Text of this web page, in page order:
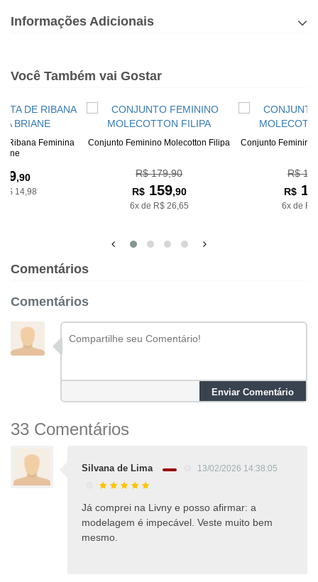
Informações Adicionais
Você Também vai Gostar
Ribana Feminina
,90
14,98
Conjunto Feminino Molecotton Filipa
R$ 179,90
R$159,90
6x de R$ 26,65
Conjunto Feminino
R$
R$
6x de
Comentários
Comentários
Enviar Comentário
33 Comentários
Silvana de Lima 13/02/2026 14:38:05
Já comprei na Livny e posso afirmar: a
modelagem é impecável. Veste muito bem
mesmo.